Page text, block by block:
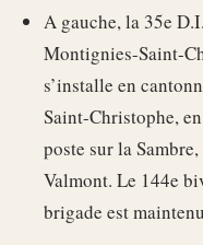
A gauche, la 35e
Montignies-Saint-
s’installe en
Saint-Christophe,
poste sur la
Valmont. Le 144e
brigade est